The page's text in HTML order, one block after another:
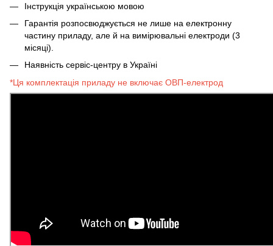
Інструкція українською мовою
Гарантія розпосвюджується не лише на електронну
частину приладу, але й на вимірювальні електроди (3
місяці).
Наявність сервіс-центру в Україні
*Ця комплектація приладу не включає ОВП-електрод